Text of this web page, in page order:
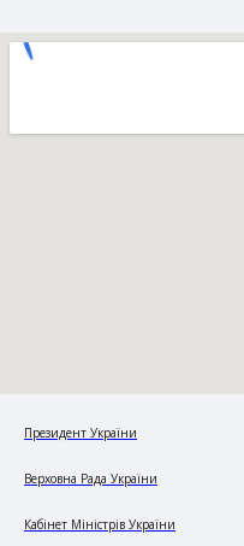
Президент України
Верховна Рада України
Кабінет Міністрів України